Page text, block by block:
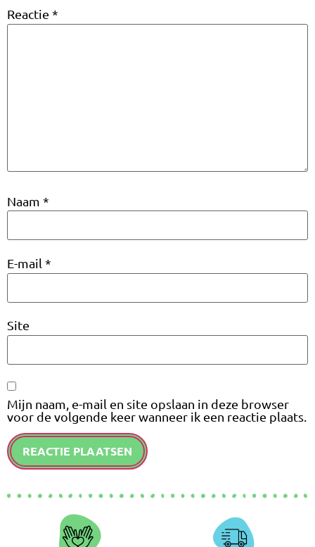
Reactie *
Naam *
E-mail *
Site
Mijn naam, e-mail en site opslaan in deze browser
voor de volgende keer wanneer ik een reactie plaats.